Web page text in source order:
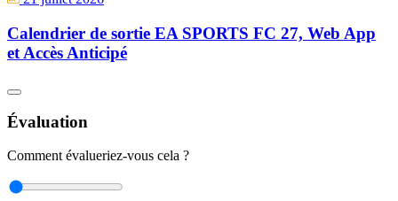
Calendrier de sortie EA SPORTS FC 27, Web App
et Accès Anticipé
Évaluation
Comment évalueriez-vous cela ?